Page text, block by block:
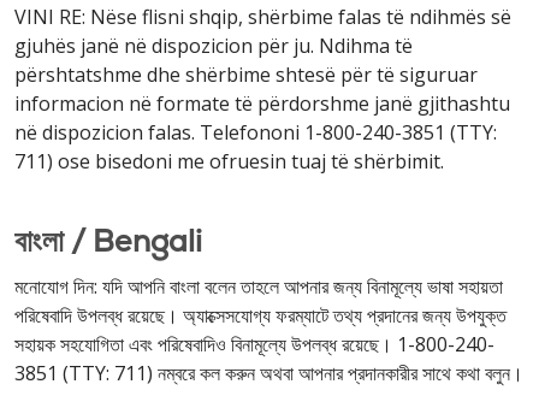
VINI RE: Nëse flisni shqip, shërbime falas të ndihmës së
gjuhës janë në dispozicion për ju. Ndihma të
përshtatshme dhe shërbime shtesë për të siguruar
informacion në formate të përdorshme janë gjithashtu
në dispozicion falas. Telefononi 1-800-240-3851 (TTY:
711) ose bisedoni me ofruesin tuaj të shërbimit.
বাংলা / Bengali
মনোযোগ দিন: যদি আপনি বাংলা বলেন তাহলে আপনার জন্য বিনামূল্যে ভাষা সহায়তা
পরিষেবাদি উপলব্ধ রয়েছে। অ্যাক্সেসযোগ্য ফরম্যাটে তথ্য প্রদানের জন্য উপযুক্ত
সহায়ক সহযোগিতা এবং পরিষেবাদিও বিনামূল্যে উপলব্ধ রয়েছে। 1-800-240-
3851 (TTY: 711) নম্বরে কল করুন অথবা আপনার প্রদানকারীর সাথে কথা বলুন।